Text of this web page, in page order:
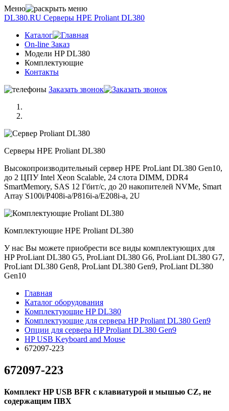
Меню
DL380.RU Серверы НРE Prоliаnt DL380
Каталог
On-line Заказ
Модели HP DL380
Комплектующие
Контакты
Заказать звонок
Серверы НРE Prоliаnt DL380
Высокопроизводительный сервер HPE ProLiant DL380 Gen10,
до 2 ЦПУ Intel Xeon Scalable, 24 слота DIMM, DDR4
SmartMemory, SAS 12 Гбит/с, до 20 накопителей NVMe, Smart
Array S100i/P408i-a/P816i-a/E208i-a, 2U
Комплектующие НРE Prоliаnt DL380
У нас Вы можете приобрести все виды комплектующих для
HP ProLiant DL380 G5, ProLiant DL380 G6, ProLiant DL380 G7,
ProLiant DL380 Gen8, ProLiant DL380 Gen9, ProLiant DL380
Gen10
Главная
Каталог оборудования
Комплектующие HP DL380
Комплектующие для сервера HP Proliant DL380 Gen9
Опции для сервера HP Proliant DL380 Gen9
HP USB Keyboard and Mouse
672097-223
672097-223
Комплект HP USB BFR с клавиатурой и мышью CZ, не
содержащим ПВХ